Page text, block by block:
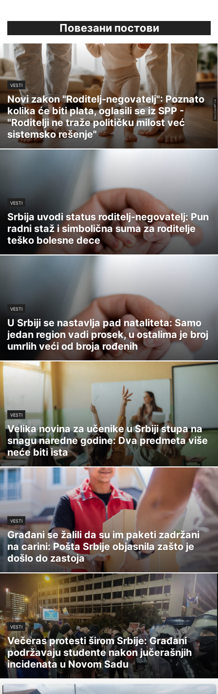
Повезани постови
VESTI
Novi zakon "Roditelj-negovatelj": Poznato
kolika će biti plata, oglasili se iz SPP -
"Roditelji ne traže političku milost već
sistemsko rešenje"
VESTI
Srbija uvodi status roditelj-negovatelj: Pun
radni staž i simbolična suma za roditelje
teško bolesne dece
VESTI
U Srbiji se nastavlja pad nataliteta: Samo
jedan region vadi prosek, u ostalima je broj
umrlih veći od broja rođenih
VESTI
Velika novina za učenike u Srbiji stupa na
snagu naredne godine: Dva predmeta više
neće biti ista
VESTI
Građani se žalili da su im paketi zadržani
na carini: Pošta Srbije objasnila zašto je
došlo do zastoja
VESTI
Večeras protesti širom Srbije: Građani
podržavaju studente nakon jučerašnjih
incidenata u Novom Sadu